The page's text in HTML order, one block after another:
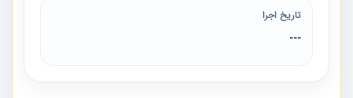
تاریخ اجرا
---